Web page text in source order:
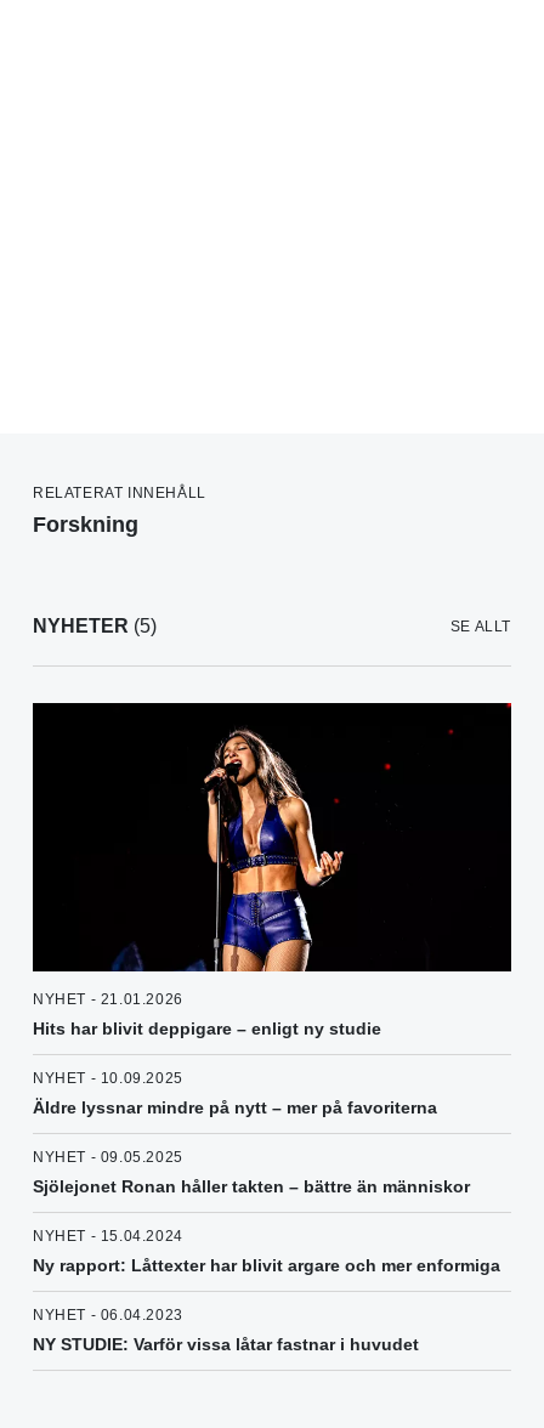
RELATERAT INNEHÅLL
Forskning
NYHETER (5) SE ALLT
NYHET - 21.01.2026
Hits har blivit deppigare – enligt ny studie
NYHET - 10.09.2025
Äldre lyssnar mindre på nytt – mer på favoriterna
NYHET - 09.05.2025
Sjölejonet Ronan håller takten – bättre än människor
NYHET - 15.04.2024
Ny rapport: Låttexter har blivit argare och mer enformiga
NYHET - 06.04.2023
NY STUDIE: Varför vissa låtar fastnar i huvudet